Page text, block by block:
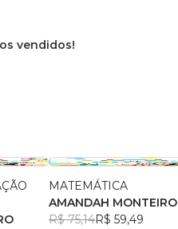
vendidos!
MATEMÁTICA
AMANDAH MONTEIRO
R$ 75,14R$ 59,49